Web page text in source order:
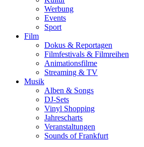
Werbung
Events
Sport
Film
Dokus & Reportagen
Filmfestivals & Filmreihen
Animationsfilme
Streaming & TV
Musik
Alben & Songs
DJ-Sets
Vinyl Shopping
Jahrescharts
Veranstaltungen
Sounds of Frankfurt